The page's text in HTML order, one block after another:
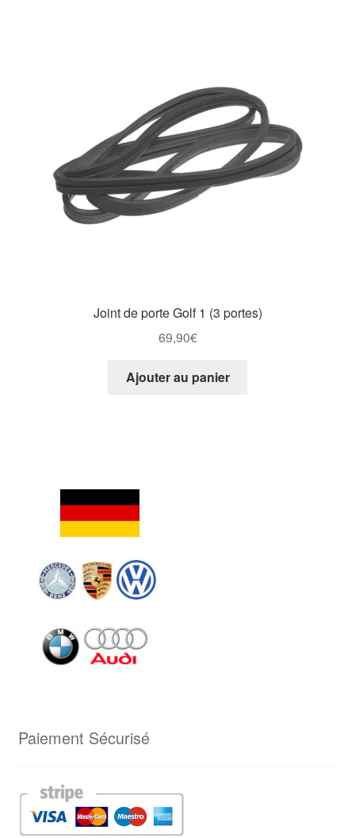
Joint de porte Golf 1 (3 portes)
69,90€
Ajouter au panier
Paiement Sécurisé